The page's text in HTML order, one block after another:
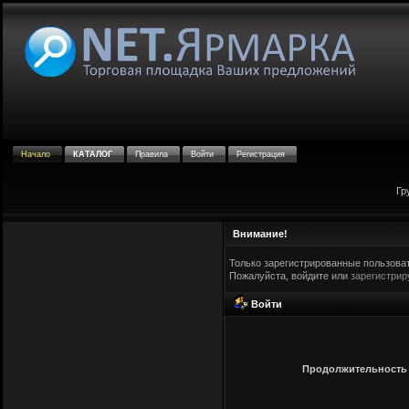
Начало КАТАЛОГ Правила Войти Регистрация
Внимание!
Только зарегистрированные
Пожалуйста, войдите или
Войти